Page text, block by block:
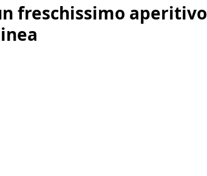
freschissimo aperitivo